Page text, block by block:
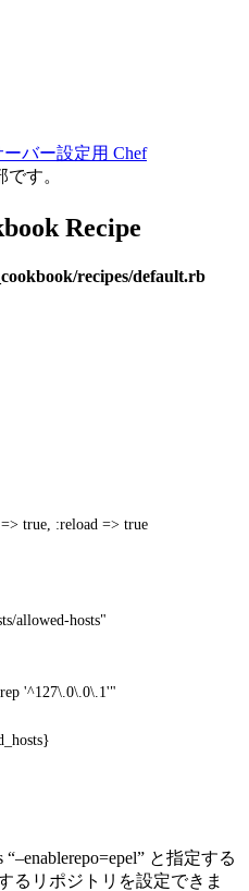
ーバー設定用 Chef
です。
Recipe
recipes/default.rb
=> true :reload => true
allowed-hosts"
'^127\.0\.0\.1'"
と指定する
るリポジトリを設定できま